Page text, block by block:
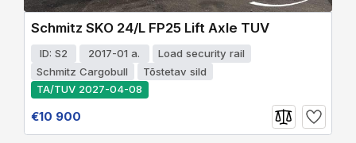
Schmitz SKO 24/L FP25 Lift Axle TUV
ID: S2 2017-01 a.
Load security rail
Schmitz Cargobull
Tõstetav sild
TA/TUV 2027-04-08
€10 900